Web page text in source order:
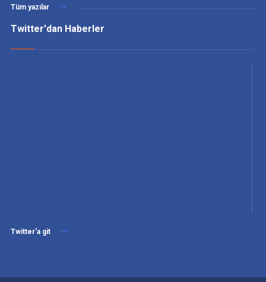
Tüm yazılar
Twitter'dan Haberler
Twitter'a git